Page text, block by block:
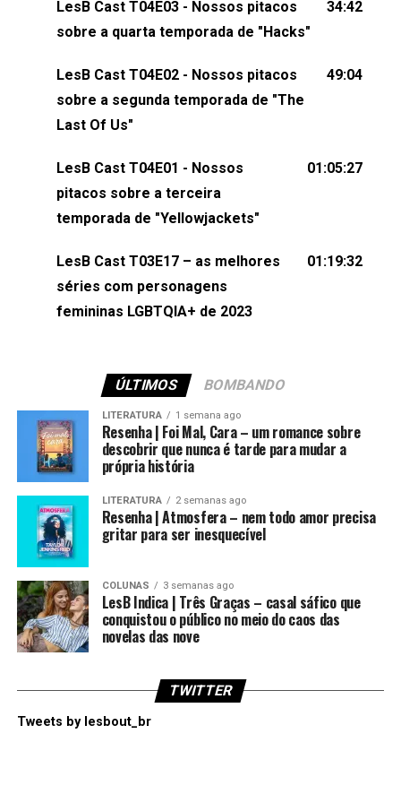
comentários, perguntas ou qualquer outra coisa,
nos envie uma mensagem pelas redes sociais ou
esqueça de visitar nosso site e também redes
sociais:Twitter: ⁠⁠⁠⁠@lesbout_br⁠⁠⁠⁠ Instagram: ⁠⁠⁠⁠@lesbout_br⁠⁠⁠⁠
(⁠⁠⁠⁠⁠⁠@KarolenPassos⁠⁠⁠⁠⁠⁠)Participação de Bruna Fentanes
(⁠⁠⁠⁠@brunarfentanes⁠⁠⁠⁠) e Pollyelly FlorêncioEdição de
Naiady Machado
LesB Cast T04E03 - Nossos pitacos
sobre a quarta temporada de "Hacks"
34:42
LesB Cast T04E02 - Nossos pitacos
sobre a segunda temporada de "The
Last Of Us"
49:04
LesB Cast T04E01 - Nossos
pitacos sobre a terceira
temporada de "Yellowjackets"
01:05:27
LesB Cast T03E17 – as melhores
séries com personagens
femininas LGBTQIA+ de 2023
01:19:32
ÚLTIMOS BOMBANDO
LITERATURA 1 semana ago
Resenha | Foi Mal, Cara – um romance sobre
descobrir que nunca é tarde para mudar a
própria história
LITERATURA 2 semanas ago
Resenha | Atmosfera – nem todo amor precisa
gritar para ser inesquecível
COLUNAS 3 semanas ago
LesB Indica | Três Graças – casal sáfico que
conquistou o público no meio do caos das
novelas das nove
TWITTER
Tweets by lesbout_br